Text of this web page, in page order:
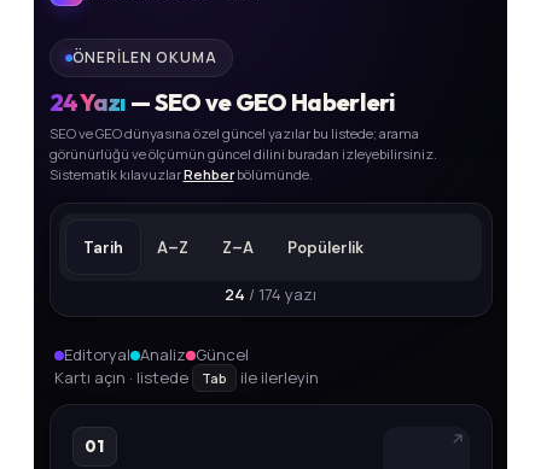
ÖNERILEN OKUMA
24Yazı — SEO ve GEO Haberleri
SEO ve GEO dünyasına özel güncel yazılar bu listede; arama
görünürlüğü ve ölçümün güncel dilini buradan izleyebilirsiniz.
Sistematik kılavuzlarRehber bölümünde.
Tarih A–Z Z–A Popülerlik
24 / 174 yazı
Editoryal Analiz Güncel
Kartı açın · listede
Tab ile ilerleyin
01